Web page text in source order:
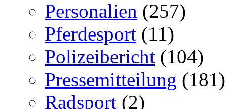
Personalien (257)
Pferdesport (11)
Polizeibericht (104)
Pressemitteilung (181)
Radsport (2)